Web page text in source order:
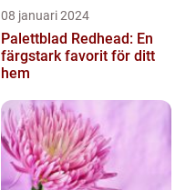
08 januari 2024
Palettblad Redhead: En
färgstark favorit för ditt
hem